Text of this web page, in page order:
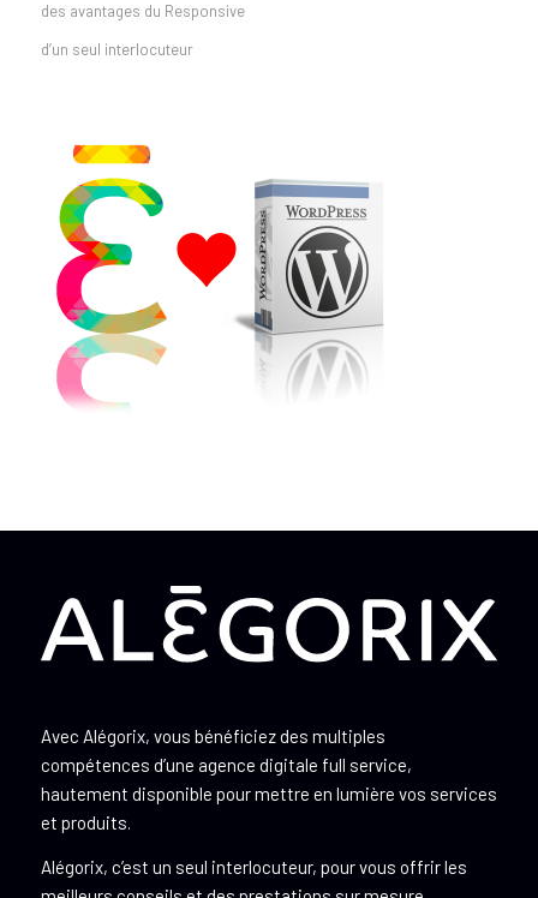
des avantages du Responsive
d’un seul interlocuteur
Avec Alégorix, vous bénéficiez des multiples
compétences d’une agence digitale full service,
hautement disponible pour mettre en lumière vos services
et produits.
Alégorix, c’est un seul interlocuteur, pour vous offrir les